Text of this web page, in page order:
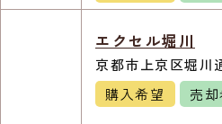
エクセル堀川
京都市上京区堀川
購入希望
売